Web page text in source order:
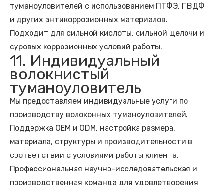
туманоуловителей с использованием ПТФЭ, ПВДФ
и других антикоррозионных материалов.
Подходит для сильной кислоты, сильной щелочи и
суровых коррозионных условий работы.
11. Индивидуальный
волокнистый
туманоуловитель
Мы предоставляем индивидуальные услуги по
производству волоконных туманоуловителей.
Поддержка OEM и ODM, настройка размера,
материала, структуры и производительности в
соответствии с условиями работы клиента.
Профессиональная научно-исследовательская и
производственная команда для удовлетворения